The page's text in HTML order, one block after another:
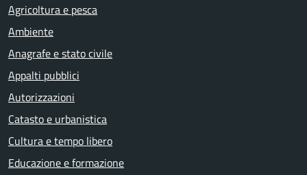
Agricoltura e pesca
Ambiente
Anagrafe e stato civile
Appalti pubblici
Autorizzazioni
Catasto e urbanistica
Cultura e tempo libero
Educazione e formazione